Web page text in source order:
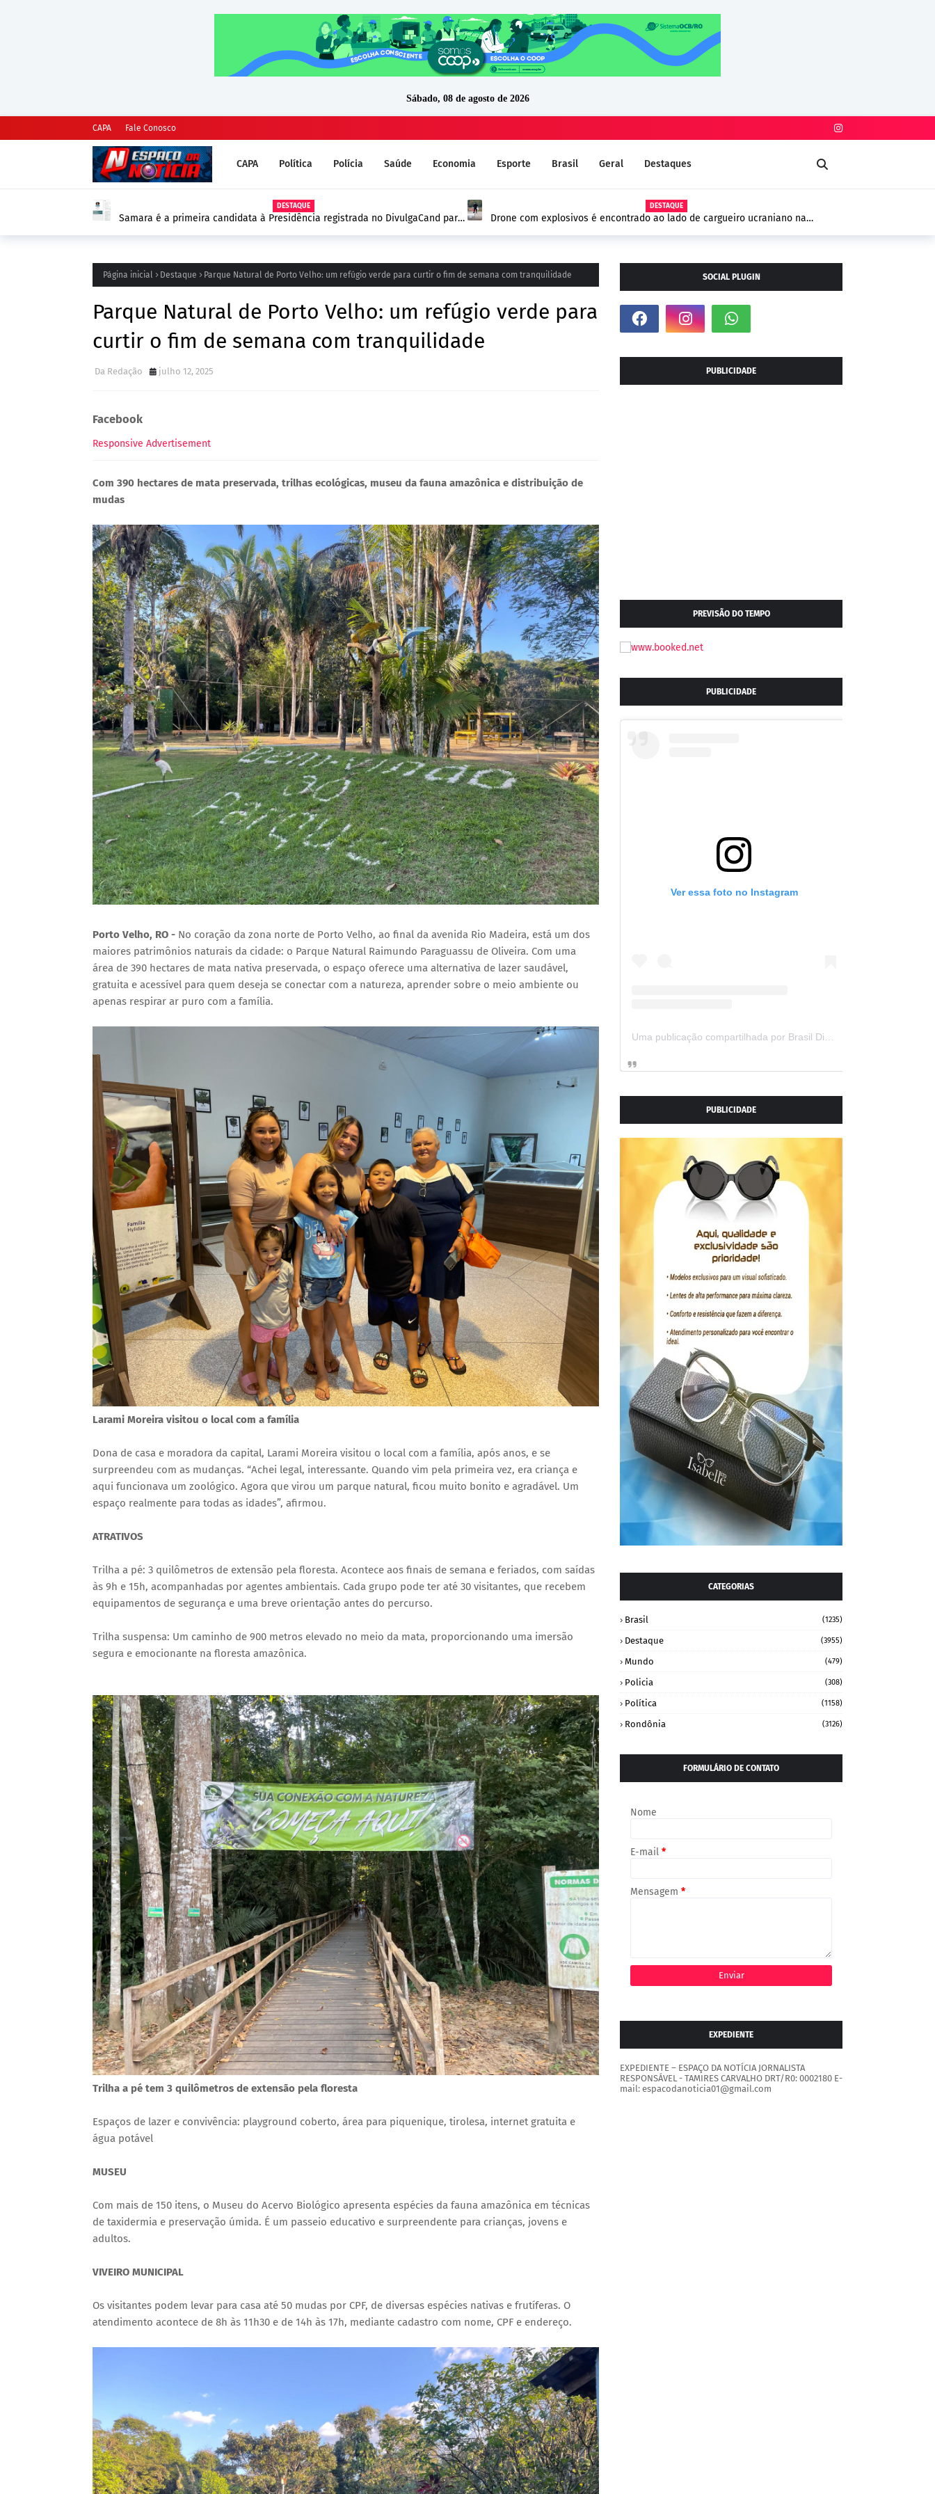
Sábado, 08 de agosto de 2026
CAPA Fale Conosco
CAPA Política Polícia Saúde Economia Esporte Brasil Geral Destaques
DESTAQUE
Samara é a primeira candidata à Presidência registrada no DivulgaCand para
DESTAQUE
Drone com explosivos é encontrado ao lado de cargueiro ucraniano na
Página inicial Destaque Parque Natural de Porto Velho: um refúgio verde para curtir o fim de semana com tranquilidade
Parque Natural de Porto Velho: um refúgio verde para
curtir o fim de semana com tranquilidade
Da Redação julho 12, 2025
Facebook
Responsive Advertisement
Com 390 hectares de mata preservada, trilhas ecológicas, museu da fauna amazônica e distribuição de
mudas
Porto Velho, RO - No coração da zona norte de Porto Velho, ao final da avenida Rio Madeira, está um dos
maiores patrimônios naturais da cidade: o Parque Natural Raimundo Paraguassu de Oliveira. Com uma
área de 390 hectares de mata nativa preservada, o espaço oferece uma alternativa de lazer saudável,
gratuita e acessível para quem deseja se conectar com a natureza, aprender sobre o meio ambiente ou
apenas respirar ar puro com a família.
Larami Moreira visitou o local com a família
Dona de casa e moradora da capital, Larami Moreira visitou o local com a família, após anos, e se
surpreendeu com as mudanças. “Achei legal, interessante. Quando vim pela primeira vez, era criança e
aqui funcionava um zoológico. Agora que virou um parque natural, ficou muito bonito e agradável. Um
espaço realmente para todas as idades”, afirmou.
ATRATIVOS
Trilha a pé: 3 quilômetros de extensão pela floresta. Acontece aos finais de semana e feriados, com saídas
às 9h e 15h, acompanhadas por agentes ambientais. Cada grupo pode ter até 30 visitantes, que recebem
equipamentos de segurança e uma breve orientação antes do percurso.
Trilha suspensa: Um caminho de 900 metros elevado no meio da mata, proporcionando uma imersão
segura e emocionante na floresta amazônica.
Trilha a pé tem 3 quilômetros de extensão pela floresta
Espaços de lazer e convivência: playground coberto, área para piquenique, tirolesa, internet gratuita e
água potável
MUSEU
Com mais de 150 itens, o Museu do Acervo Biológico apresenta espécies da fauna amazônica em técnicas
de taxidermia e preservação úmida. É um passeio educativo e surpreendente para crianças, jovens e
adultos.
VIVEIRO MUNICIPAL
Os visitantes podem levar para casa até 50 mudas por CPF, de diversas espécies nativas e frutíferas. O
atendimento acontece de 8h às 11h30 e de 14h às 17h, mediante cadastro com nome, CPF e endereço.
SOCIAL PLUGIN
PUBLICIDADE
PREVISÃO DO TEMPO
PUBLICIDADE
Ver essa foto no Instagram
PUBLICIDADE
CATEGORIAS
Brasil (1235)
Destaque (3955)
Mundo (479)
Policia (308)
Política (1158)
Rondônia (3126)
FORMULÁRIO DE CONTATO
Nome
E-mail *
Mensagem *
EXPEDIENTE
EXPEDIENTE – ESPAÇO DA NOTÍCIA JORNALISTA
RESPONSÁVEL - TAMIRES CARVALHO DRT/R0: 0002180 E-
mail: espacodanoticia01@gmail.com